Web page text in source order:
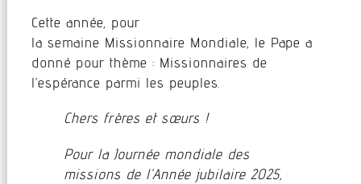
Cette année, pour
la semaine Missionnaire Mondiale, le Pape a
donné pour thème : Missionnaires de
l’espérance parmi les peuples.
Chers frères et sœurs !
Pour la Journée mondiale des
missions de l’Année jubilaire 2025,